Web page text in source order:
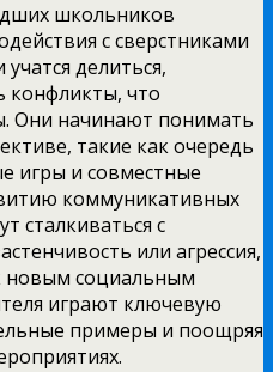
школьников
с сверстниками
делиться,
конфликты, что
Они начинают понимать
такие как очередь
игры и совместные
коммуникативных
сталкиваться с
или агрессия,
новым социальным
играют ключевую
примеры и поощряя